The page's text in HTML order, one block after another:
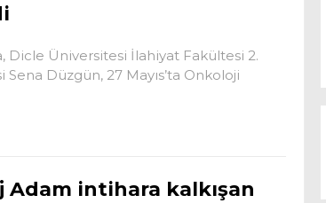
Dicle Üniversitesi İlahiyat Fakültesi 2.
Sena Düzgün, 27 Mayıs’ta Onkoloji
Adam intihara kalkışan